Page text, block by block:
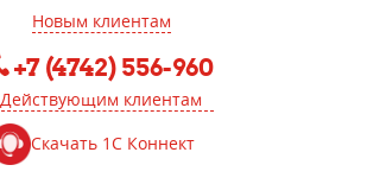
Новым клиентам
+7 (4742) 556-960
Действующим клиентам
Скачать 1С Коннект